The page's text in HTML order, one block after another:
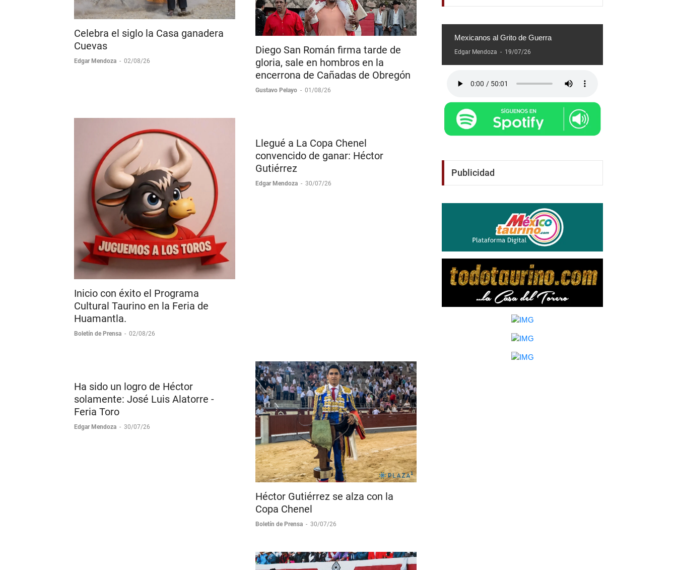
Celebra el siglo la Casa ganadera
Cuevas
Edgar Mendoza - 02/08/26
Diego San Román firma tarde de
gloria, sale en hombros en la
encerrona de Cañadas de Obregón
Gustavo Pelayo - 01/08/26
Inicio con éxito el Programa
Cultural Taurino en la Feria de
Huamantla.
Boletín de Prensa - 02/08/26
Llegué a La Copa Chenel
convencido de ganar: Héctor
Gutiérrez
Edgar Mendoza - 30/07/26
Ha sido un logro de Héctor
solamente: José Luis Alatorre -
Feria Toro
Edgar Mendoza - 30/07/26
Héctor Gutiérrez se alza con la
Copa Chenel
Boletín de Prensa - 30/07/26
Mexicanos al Grito de Guerra
Edgar Mendoza - 19/07/26
Publicidad